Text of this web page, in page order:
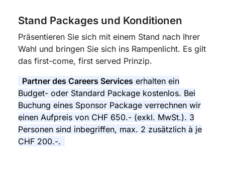
Stand Packages und Konditionen
Präsentieren Sie sich mit einem Stand nach Ihrer
Wahl und bringen Sie sich ins Rampenlicht. Es gilt
das first-come, first served Prinzip.
Partner des Careers Services erhalten ein
Budget- oder Standard Package kostenlos. Bei
Buchung eines Sponsor Package verrechnen wir
einen Aufpreis von CHF 650.- (exkl. MwSt.). 3
Personen sind inbegriffen, max. 2 zusätzlich à je
CHF 200.-.